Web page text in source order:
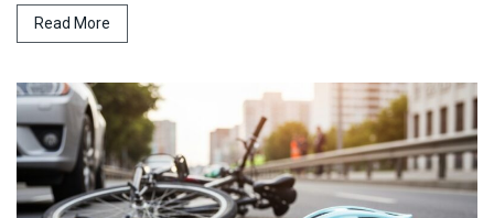
Read More